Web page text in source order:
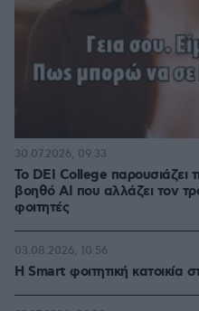
Το DEI College παρουσιάζει
βοηθό AI που αλλάζει τον
φοιτητές
30.07.2026, 09:33
Η Smart φοιτητική κατοικία
03.08.2026, 10:56